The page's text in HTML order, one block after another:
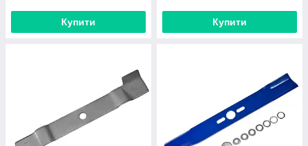
Купити Купити